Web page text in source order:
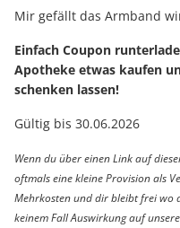
Mir gefällt das Armband
Einfach Coupon
Apotheke etwas kaufen
schenken lassen!
Gültig bis 30.06.2026
Wenn du über einen Link auf
oftmals eine kleine Provision als
Mehrkosten und dir bleibt frei wo
keinem Fall Auswirkung auf